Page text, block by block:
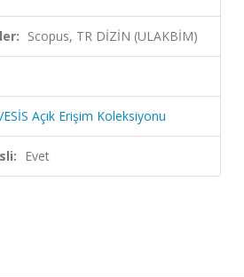
Scopus, TR DİZİN (ULAKBİM)
Açık Erişim Koleksiyonu
Evet